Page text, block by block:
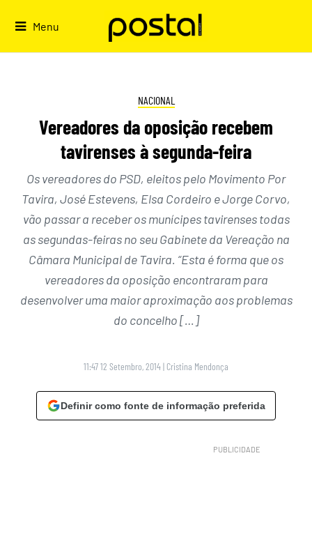
Menu
NACIONAL
Vereadores da oposição recebem
tavirenses à segunda-feira
Os vereadores do PSD, eleitos pelo Movimento Por
Tavira, José Estevens, Elsa Cordeiro e Jorge Corvo,
vão passar a receber os munícipes tavirenses todas
as segundas-feiras no seu Gabinete da Vereação na
Câmara Municipal de Tavira. “Esta é forma que os
vereadores da oposição encontraram para
desenvolver uma maior aproximação aos problemas
do concelho […]
11:47 12 Setembro, 2014| Cristina Mendonça
Definir como fonte de informação preferida